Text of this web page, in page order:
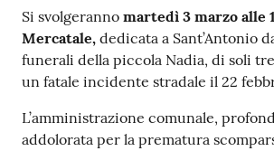
Contenuto
Si svolgeranno martedì 3 marzo alle
Mercatale, dedicata a Sant’Antonio
funerali della piccola Nadia, di soli
un fatale incidente stradale il 22
L’amministrazione comunale,
addolorata per la prematura